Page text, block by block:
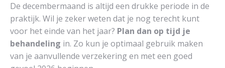
De decembermaand is altijd een drukke periode in de
praktijk. Wil je zeker weten dat je nog terecht kunt
voor het einde van het jaar? Plan dan op tijd je
behandeling in. Zo kun je optimaal gebruik maken
van je aanvullende verzekering en met een goed